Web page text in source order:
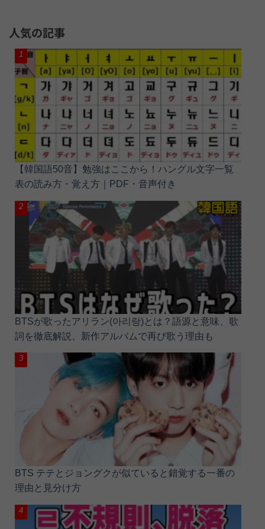
人気の記事
【韓国語50音】勉強はここから！ハングル文字一覧
表の読み方・覚え方｜PDF・音声付き
BTSが歌ったアリラン(아리랑)とは？語源と意味、歌
詞を徹底解説、新作アルバムで再び歌う理由も
BTS テテとジョングクが似ていると錯覚する一番の
理由と見分け方